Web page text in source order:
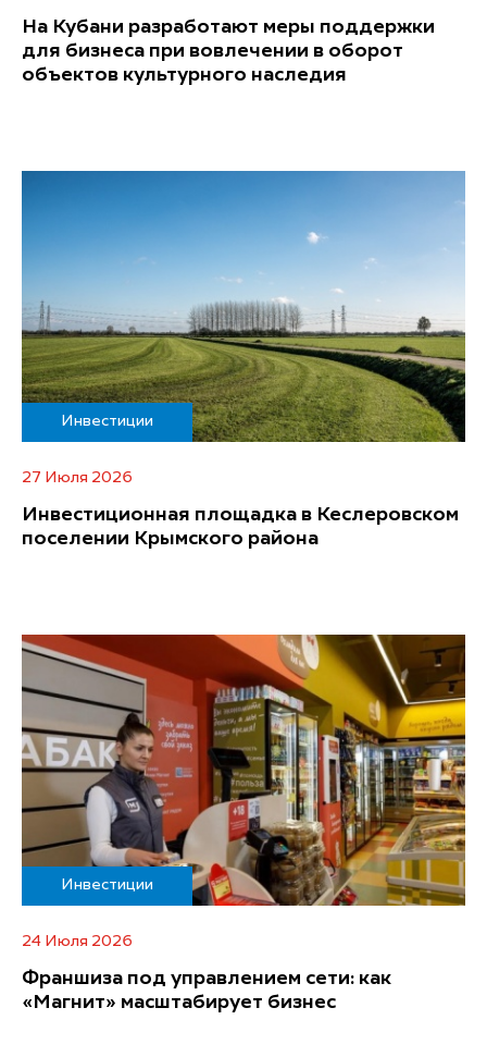
На Кубани разработают меры поддержки
для бизнеса при вовлечении в оборот
объектов культурного наследия
Инвестиции
27 Июля 2026
Инвестиционная площадка в Кеслеровском
поселении Крымского района
Инвестиции
24 Июля 2026
Франшиза под управлением сети: как
«Магнит» масштабирует бизнес